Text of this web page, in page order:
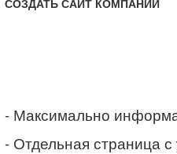
СОЗДАТЬ САЙТ КОМПАНИИ
- Максимально
- Отдельная страница